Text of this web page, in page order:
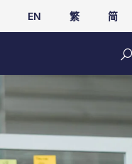
EN 繁 简